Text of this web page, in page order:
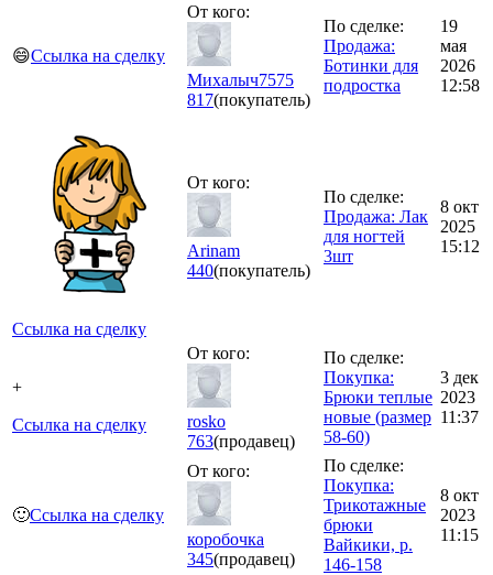
😄Ссылка на сделку
От кого:
Михалыч7575
817(покупатель)
По сделке:
Продажа:
Ботинки для
подростка
19
мая
2026
12:58
Ссылка на сделку
От кого:
Arinam
440(покупатель)
По сделке:
Продажа: Лак
для ногтей
3шт
8 окт
2025
15:12
+
Ссылка на сделку
От кого:
rosko
763(продавец)
По сделке:
Покупка:
Брюки теплые
новые (размер
58-60)
3 дек
2023
11:37
🙂Ссылка на сделку
От кого:
коробочка
345(продавец)
По сделке:
Покупка:
Трикотажные
брюки
Вайкики, р.
146-158
8 окт
2023
11:15